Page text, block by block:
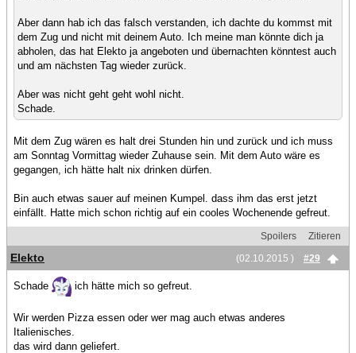
Aber dann hab ich das falsch verstanden, ich dachte du kommst mit
dem Zug und nicht mit deinem Auto. Ich meine man könnte dich ja
abholen, das hat Elekto ja angeboten und übernachten könntest auch
und am nächsten Tag wieder zurück.
Aber was nicht geht geht wohl nicht.
Schade.
Mit dem Zug wären es halt drei Stunden hin und zurück und ich muss
am Sonntag Vormittag wieder Zuhause sein. Mit dem Auto wäre es
gegangen, ich hätte halt nix drinken dürfen.
Bin auch etwas sauer auf meinen Kumpel. dass ihm das erst jetzt
einfällt. Hatte mich schon richtig auf ein cooles Wochenende gefreut.
Spoilers
Zitieren
(02.10.2015 )
#29
Elekto
Schade ich hätte mich so gefreut.
Wir werden Pizza essen oder wer mag auch etwas anderes
Italienisches.
das wird dann geliefert.